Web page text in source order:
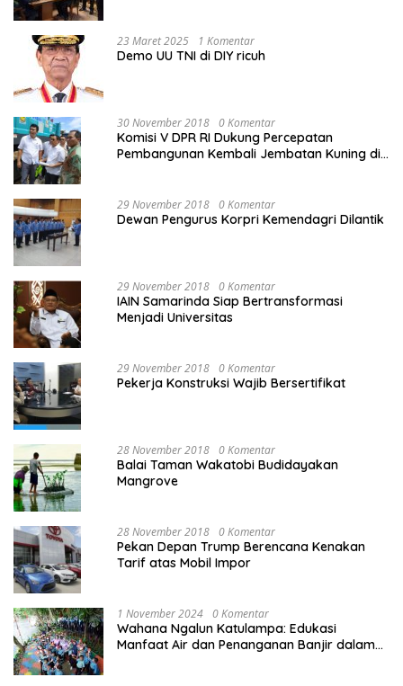
23 Maret 2025 1 Komentar
Demo UU TNI di DIY ricuh
30 November 2018 0 Komentar
Komisi V DPR RI Dukung Percepatan
Pembangunan Kembali Jembatan Kuning di
29 November 2018 0 Komentar
Dewan Pengurus Korpri Kemendagri Dilantik
29 November 2018 0 Komentar
IAIN Samarinda Siap Bertransformasi
Menjadi Universitas
29 November 2018 0 Komentar
Pekerja Konstruksi Wajib Bersertifikat
28 November 2018 0 Komentar
Balai Taman Wakatobi Budidayakan
Mangrove
28 November 2018 0 Komentar
Pekan Depan Trump Berencana Kenakan
Tarif atas Mobil Impor
1 November 2024 0 Komentar
Wahana Ngalun Katulampa: Edukasi
Manfaat Air dan Penanganan Banjir dalam